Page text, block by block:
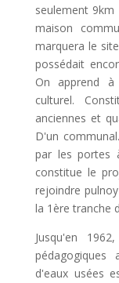
seulement 9km
maison
marquera le
possédait
On apprend
culturel.
anciennes et
D'un
par les portes
constitue le
rejoindre
la 1ère tranche
Jusqu'en
d'eaux usées